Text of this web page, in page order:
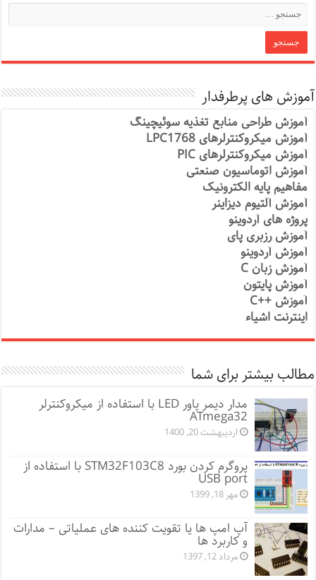
آموزش های پرطرفدار
آموزش طراحی منابع تغذیه سوئیچینگ
آموزش میکروکنترلرهای LPC1768
آموزش میکروکنترلرهای PIC
آموزش اتوماسیون صنعتی
مفاهیم پایه الکترونیک
آموزش آلتیوم دیزاینر
پروژه های آردوینو
آموزش رزبری پای
آموزش آردوینو
آموزش زبان C
آموزش پایتون
آموزش ++C
اینترنت اشیاء
مطالب بیشتر برای شما
مدار دیمر پاور LED با استفاده از میکروکنترلر
ATmega32
اردیبهشت 20, 1400
پروگرم کردن بورد STM32F103C8 با استفاده از
USB port
مهر 18, 1399
آپ امپ ها یا تقویت کننده های عملیاتی – مدارات
و کاربرد ها
مرداد 12, 1397